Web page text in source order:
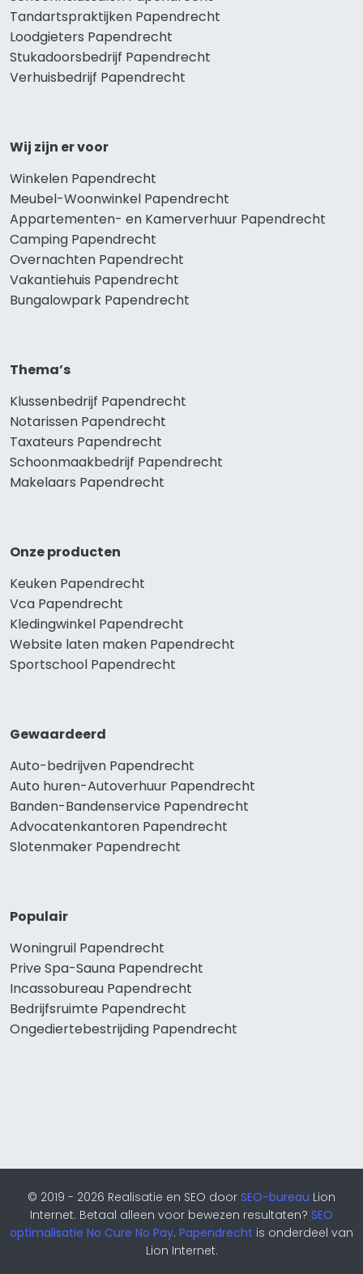
Tandartspraktijken Papendrecht
Loodgieters Papendrecht
Stukadoorsbedrijf Papendrecht
Verhuisbedrijf Papendrecht
Wij zijn er voor
Winkelen Papendrecht
Meubel-Woonwinkel Papendrecht
Appartementen- en Kamerverhuur Papendrecht
Camping Papendrecht
Overnachten Papendrecht
Vakantiehuis Papendrecht
Bungalowpark Papendrecht
Thema’s
Klussenbedrijf Papendrecht
Notarissen Papendrecht
Taxateurs Papendrecht
Schoonmaakbedrijf Papendrecht
Makelaars Papendrecht
Onze producten
Keuken Papendrecht
Vca Papendrecht
Kledingwinkel Papendrecht
Website laten maken Papendrecht
Sportschool Papendrecht
Gewaardeerd
Auto-bedrijven Papendrecht
Auto huren-Autoverhuur Papendrecht
Banden-Bandenservice Papendrecht
Advocatenkantoren Papendrecht
Slotenmaker Papendrecht
Populair
Woningruil Papendrecht
Prive Spa-Sauna Papendrecht
Incassobureau Papendrecht
Bedrijfsruimte Papendrecht
Ongediertebestrijding Papendrecht
© 2019 - 2026 Realisatie en SEO door SEO-bureau Lion
Internet. Betaal alleen voor bewezen resultaten? SEO
optimalisatie No Cure No Pay. Papendrecht is onderdeel van
Lion Internet.